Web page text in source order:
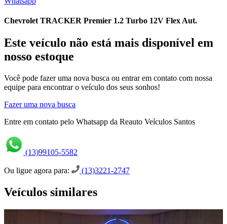
Chevrolet TRACKER Premier 1.2 Turbo 12V Flex Aut.
Este veículo não está mais disponível em
nosso estoque
Você pode fazer uma nova busca ou entrar em contato com nossa
equipe para encontrar o veículo dos seus sonhos!
Fazer uma nova busca
Entre em contato pelo Whatsapp da Reauto Veículos Santos
(13)99105-5582
Ou ligue agora para: (13)3221-2747
Veículos similares